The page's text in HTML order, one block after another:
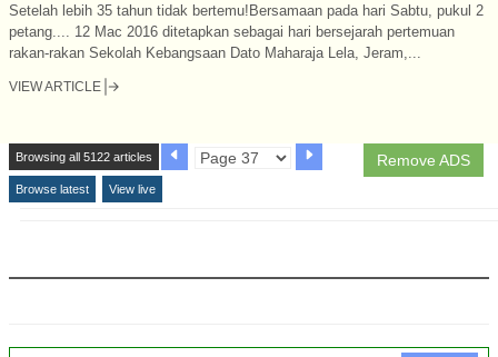
Setelah lebih 35 tahun tidak bertemu!Bersamaan pada hari Sabtu, pukul 2
petang.... 12 Mac 2016 ditetapkan sebagai hari bersejarah pertemuan
rakan-rakan Sekolah Kebangsaan Dato Maharaja Lela, Jeram,...
VIEW ARTICLE
Remove ADS
Browsing all 5122 articles
Browse latest View live